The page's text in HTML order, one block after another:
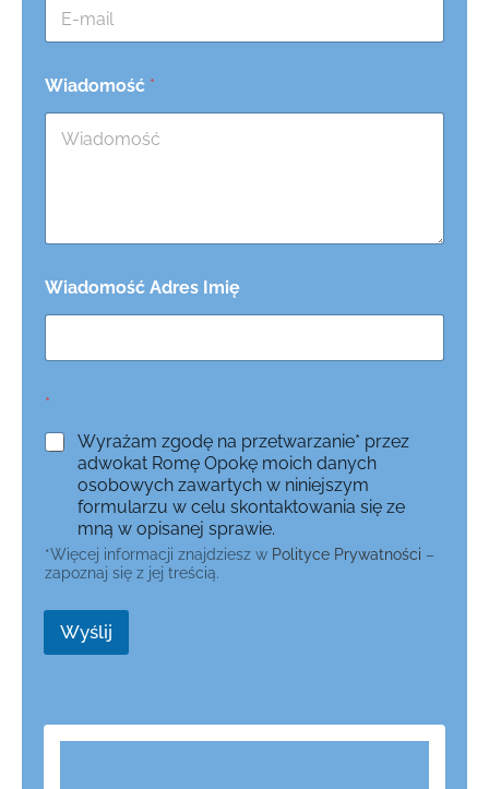
Wiadomość *
Wiadomość Adres Imię
*
Wyrażam zgodę na przetwarzanie* przez
adwokat Romę Opokę moich danych
osobowych zawartych w niniejszym
formularzu w celu skontaktowania się ze
mną w opisanej sprawie.
*Więcej informacji znajdziesz w Polityce Prywatności –
zapoznaj się z jej treścią.
Wyślij